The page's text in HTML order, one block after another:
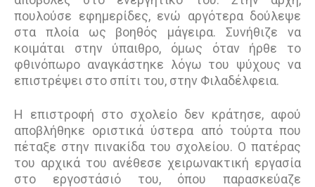
πουλούσε εφηµερίδες, ενώ αργότερα δούλεψε
στα πλοία ως βοηθός µάγειρα. Συνήθιζε να
κοιµάται στην ύπαιθρο, όµως όταν ήρθε το
φθινόπωρο αναγκάστηκε λόγω του ψύχους να
επιστρέψει στο σπίτι του, στην Φιλαδέλφεια.
Η επιστροφή στο σχολείο δεν κράτησε, αφού
αποβλήθηκε οριστικά ύστερα από τούρτα που
πέταξε στην πινακίδα του σχολείου. Ο πατέρας
του αρχικά του ανέθεσε χειρωνακτική εργασία
στο εργοστάσιό του, όπου παρασκεύαζε